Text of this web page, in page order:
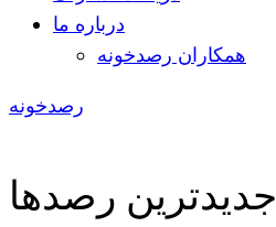
درباره ما
همکاران رصدخونه
رصدخونه
جدیدترین رصدها